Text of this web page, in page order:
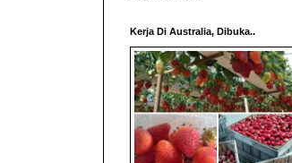
Kerja Di Australia, Dibuka..